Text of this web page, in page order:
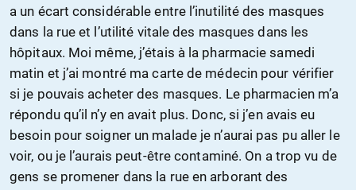
a un écart considérable entre l’inutilité des masques
dans la rue et l’utilité vitale des masques dans les
hôpitaux. Moi même, j’étais à la pharmacie samedi
matin et j’ai montré ma carte de médecin pour vérifier
si je pouvais acheter des masques. Le pharmacien m’a
répondu qu’il n’y en avait plus. Donc, si j’en avais eu
besoin pour soigner un malade je n’aurai pas pu aller le
voir, ou je l’aurais peut-être contaminé. On a trop vu de
gens se promener dans la rue en arborant des